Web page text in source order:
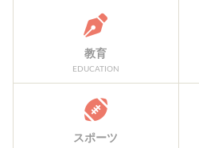
教育
EDUCATION
スポーツ